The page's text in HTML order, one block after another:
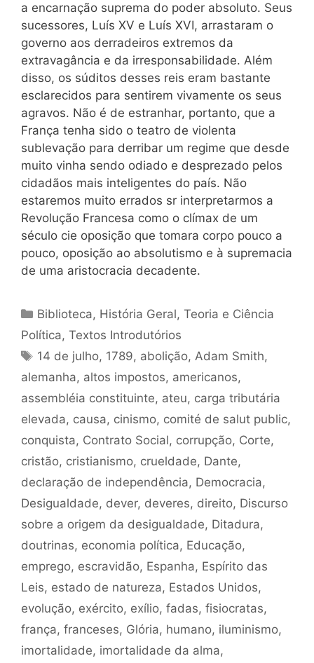
a encarnação suprema do poder absoluto. Seus
sucessores, Luís XV e Luís XVI, arrastaram o
governo aos derradeiros extremos da
extravagância e da irresponsabilidade. Além
disso, os súditos desses reis eram bastante
esclarecidos para sentirem vivamente os seus
agravos. Não é de estranhar, portanto, que a
França tenha sido o teatro de violenta
sublevação para derribar um regime que desde
muito vinha sendo odiado e desprezado pelos
cidadãos mais inteligentes do país. Não
estaremos muito errados sr interpretarmos a
Revolução Francesa como o clímax de um
século cie oposição que tomara corpo pouco a
pouco, oposição ao absolutismo e à supremacia
de uma aristocracia decadente.
Categorias
Biblioteca, História Geral,Teoria e Ciência
Política, Textos Introdutórios
Tags
14 de julho, 1789, abolição, Adam Smith,
alemanha, altos impostos, americanos,
assembléia constituinte, ateu, carga tributária
elevada, causa, cinismo, comité de salut public,
conquista, Contrato Social, corrupção, Corte,
cristão, cristianismo, crueldade, Dante,
declaração de independência, Democracia,
Desigualdade, dever, deveres, direito, Discurso
sobre a origem da desigualdade, Ditadura,
doutrinas, economia política, Educação,
emprego, escravidão, Espanha, Espírito das
Leis, estado de natureza, Estados Unidos,
evolução, exército, exílio, fadas, fisiocratas,
frança, franceses, Glória, humano, iluminismo,
imortalidade, imortalidade da alma,